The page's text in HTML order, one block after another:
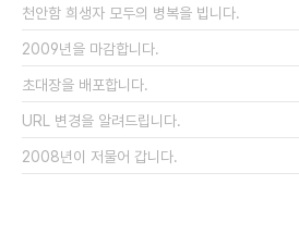
배고프기 때문이다. 왜 배고픈가 그건 혈당이 떨..
천안함 희생자 모두의 병복을 빕니다.
2009년을 마감합니다.
초대장을 배포합니다.
URL 변경을 알려드립니다.
2008년이 저물어 갑니다.